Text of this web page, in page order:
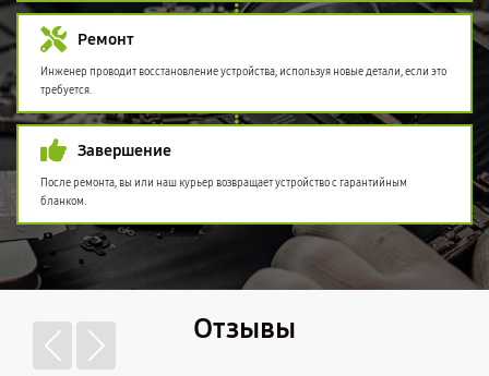
Ремонт
Инженер проводит восстановление устройства, используя новые детали, если это
требуется.
Завершение
После ремонта, вы или наш курьер возвращает устройство с гарантийным
бланком.
Отзывы